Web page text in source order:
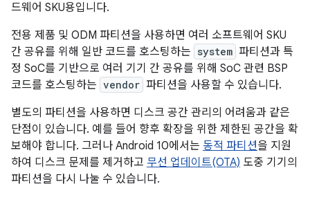
드웨어 SKU용입니다.
전용 제품 및 ODM 파티션을 사용하면 여러 소프트웨어 SKU
간 공유를 위해 일반 코드를 호스팅하는 system 파티션과 특
정 SoC를 기반으로 여러 기기 간 공유를 위해 SoC 관련 BSP
코드를 호스팅하는 vendor 파티션을 사용할 수 있습니다.
별도의 파티션을 사용하면 디스크 공간 관리의 어려움과 같은
단점이 있습니다. 예를 들어 향후 확장을 위한 제한된 공간을 확
보해야 합니다. 그러나 Android 10에서는 동적 파티션을 지원
하여 디스크 문제를 제거하고 무선 업데이트(OTA) 도중 기기의
파티션을 다시 나눌 수 있습니다.